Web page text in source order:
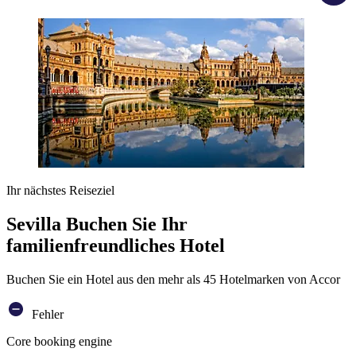
Ihr nächstes Reiseziel
Sevilla Buchen Sie Ihr
familienfreundliches Hotel
Buchen Sie ein Hotel aus den mehr als 45 Hotelmarken von Accor
Fehler
Core booking engine